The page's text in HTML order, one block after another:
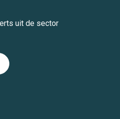
uit de sector